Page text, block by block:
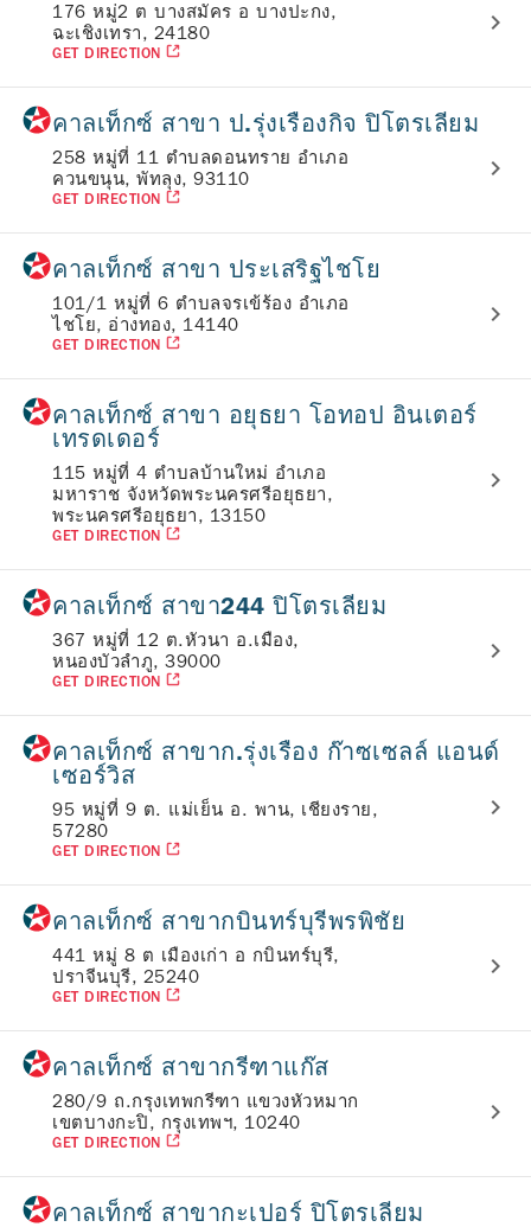
176 หมู่2 ต บางสมัคร อ บางปะกง,
ฉะเชิงเทรา, 24180
GET DIRECTION
คาลเท็กซ์ สาขา ป.รุ่งเรืองกิจ ปิโตรเลียม
258 หมู่ที่ 11 ตำบลดอนทราย อำเภอ
ควนขนุน, พัทลุง, 93110
GET DIRECTION
คาลเท็กซ์ สาขา ประเสริฐไชโย
101/1 หมู่ที่ 6 ตำบลจรเข้ร้อง อำเภอ
ไชโย, อ่างทอง, 14140
GET DIRECTION
คาลเท็กซ์ สาขา อยุธยา โอทอป อินเตอร์
เทรดเดอร์
115 หมู่ที่ 4 ตำบลบ้านใหม่ อำเภอ
มหาราช จังหวัดพระนครศรีอยุธยา,
พระนครศรีอยุธยา, 13150
GET DIRECTION
คาลเท็กซ์ สาขา244 ปิโตรเลียม
367 หมู่ที่ 12 ต.หัวนา อ.เมือง,
หนองบัวลำภู, 39000
GET DIRECTION
คาลเท็กซ์ สาขาก.รุ่งเรือง ก๊าซเซลล์ แอนด์
เซอร์วิส
95 หมู่ที่ 9 ต. แม่เย็น อ. พาน, เชียงราย,
57280
GET DIRECTION
คาลเท็กซ์ สาขากบินทร์บุรีพรพิชัย
441 หมู่ 8 ต เมืองเก่า อ กบินทร์บุรี,
ปราจีนบุรี, 25240
GET DIRECTION
คาลเท็กซ์ สาขากรีฑาแก๊ส
280/9 ถ.กรุงเทพกรีฑา แขวงหัวหมาก
เขตบางกะปิ, กรุงเทพฯ, 10240
GET DIRECTION
คาลเท็กซ์ สาขากะเปอร์ ปิโตรเลียม